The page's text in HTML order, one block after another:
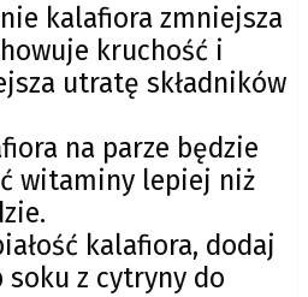
kalafiora zmniejsza
kruchość i
utratę składników
na parze będzie
witaminy lepiej niż
kalafiora, dodaj
soku z cytryny do